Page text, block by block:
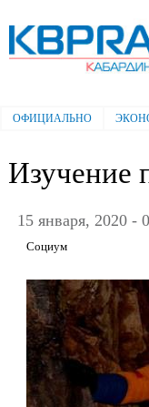
Электронная газета
Балкарская правда"
Главное меню
ОФИЦИАЛЬНО
Изучение
15 января, 2020 -
Социум